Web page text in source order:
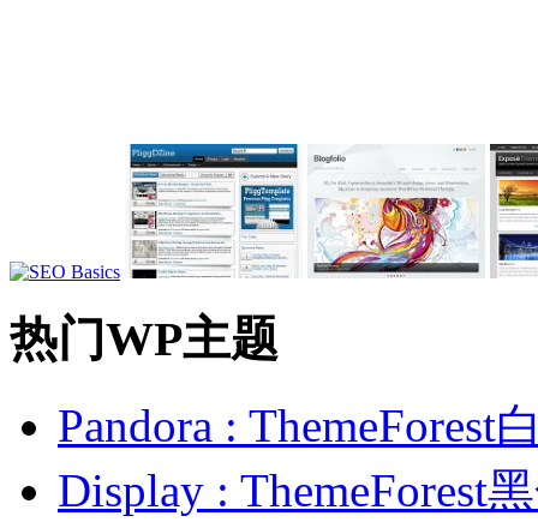
热门WP主题
Pandora : ThemeForest
Display : ThemeForest